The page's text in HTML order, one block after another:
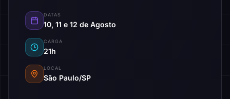
DATAS
10, 11 e 12 de Agosto
CARGA
21h
LOCAL
São Paulo/SP